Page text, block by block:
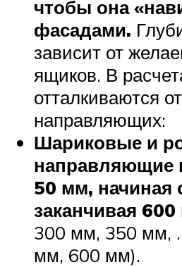
чтобы она
фасадами.
зависит от
ящиков. В
отталкиваются
направляющих:
Шариковые и
направляющие
50 мм, начиная
заканчивая
300 мм, 350 мм,
мм, 600 мм).